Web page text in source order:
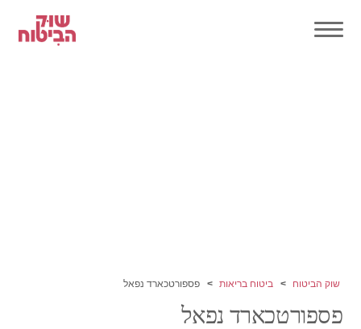
שוק הביטוח ביטוח בריאות פספורטכארד נפאל
פספורטכארד נפאל